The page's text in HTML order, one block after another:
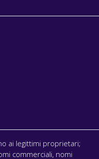
ai legittimi proprietari;
commerciali, nomi